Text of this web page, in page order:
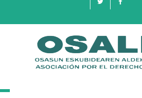
Toggle